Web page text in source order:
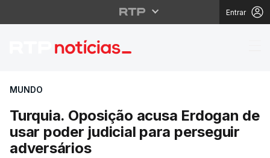
Entrar
Turquia. Oposição
MUNDO
Turquia. Oposição acusa Erdogan de
usar poder judicial para perseguir
adversários